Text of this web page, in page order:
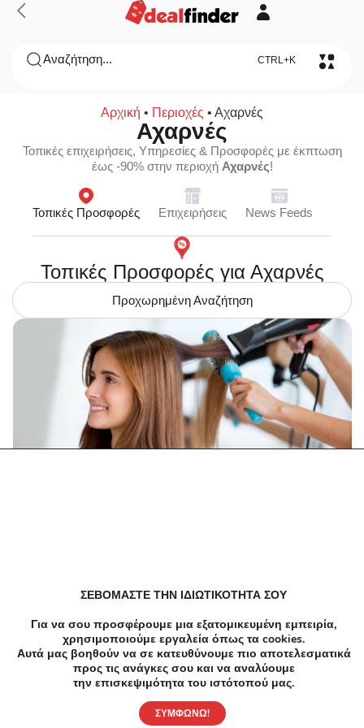
Αναζήτηση... CTRL+K
Αρχική • Περιοχές • Αχαρνές
Αχαρνές
Τοπικές επιχειρήσεις, Υπηρεσίες & Προσφορές με έκπτωση
έως -90% στην περιοχή Αχαρνές!
Τοπικές Προσφορές Επιχειρήσεις News Feeds
Τοπικές Προσφορές για Αχαρνές
Προχωρημένη Αναζήτηση
ΣΕΒΟΜΑΣΤΕ ΤΗΝ ΙΔΙΩΤΙΚΟΤΗΤΑ ΣΟΥ
Για να σου προσφέρουμε μια εξατομικευμένη εμπειρία,
χρησιμοποιούμε εργαλεία όπως τα cookies.
Αυτά μας βοηθούν να σε κατευθύνουμε πιο αποτελεσματικά
προς τις ανάγκες σου και να αναλύουμε
την επισκεψιμότητα του ιστότοπού μας.
ΣΥΜΦΩΝΩ!